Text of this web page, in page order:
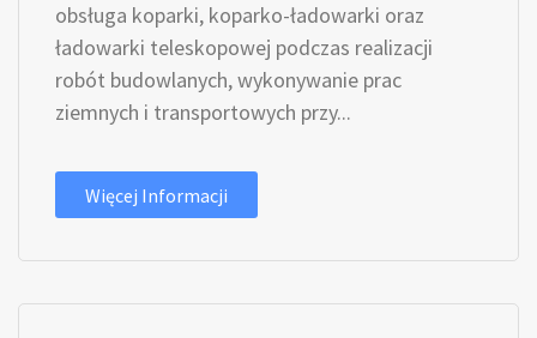
obsługa koparki, koparko-ładowarki oraz
ładowarki teleskopowej podczas realizacji
robót budowlanych, wykonywanie prac
ziemnych i transportowych przy...
Więcej Informacji